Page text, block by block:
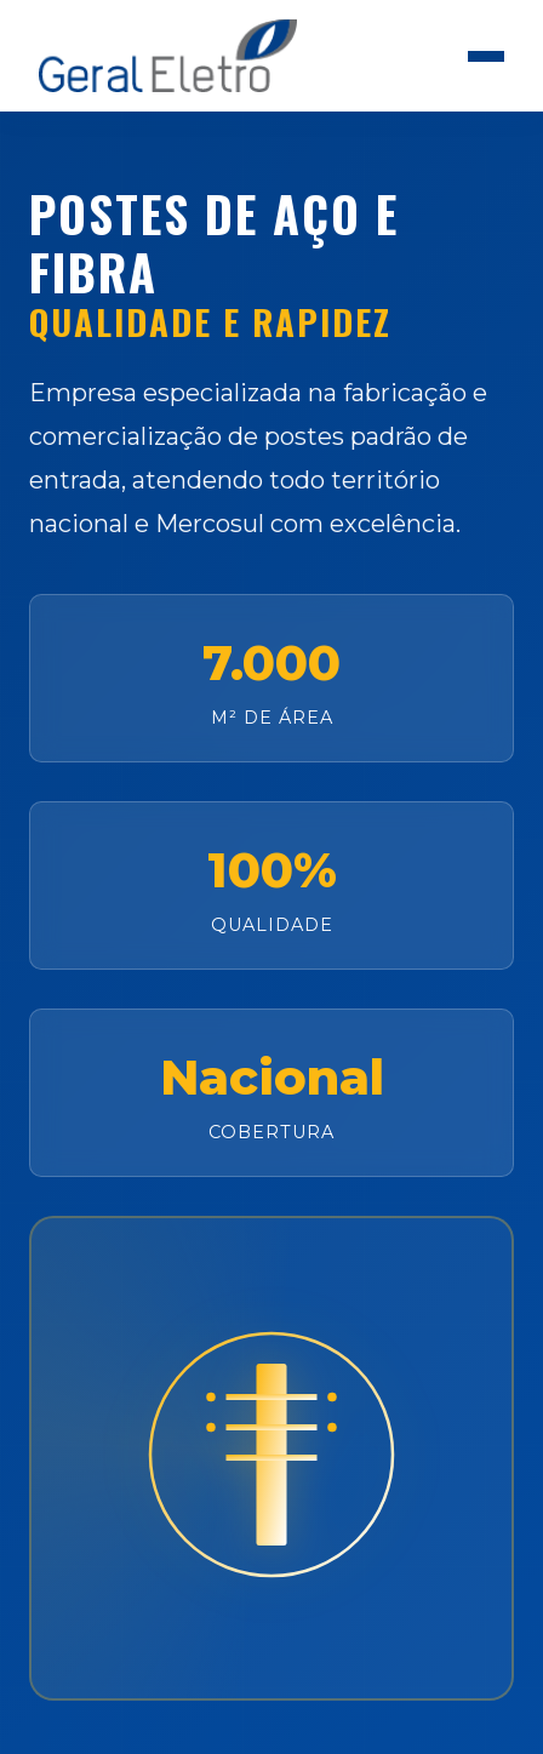
POSTES DE AÇO E
FIBRA
QUALIDADE E RAPIDEZ
Empresa especializada na fabricação e
comercialização de postes padrão de
entrada, atendendo todo território
nacional e Mercosul com excelência.
7.000
M² DE ÁREA
100%
QUALIDADE
Nacional
COBERTURA